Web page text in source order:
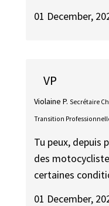
01 December,
VP
Violaine P. Secrétaire
Transition
Tu peux, depuis
des
certaines
01 December,